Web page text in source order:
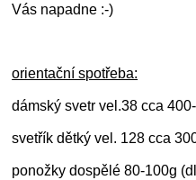
Vás napadne :-)
orientační spotřeba:
dámský svetr vel.38 cca
svetřík dětký vel. 128 cca
ponožky dospělé 80-100g